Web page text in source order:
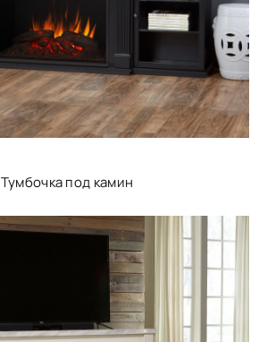
Тумбочка под камин